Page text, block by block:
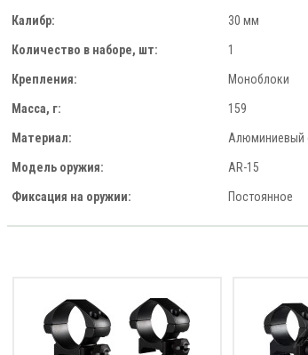
Калибр: 30 мм
Количество в наборе, шт: 1
Крепления: Моноблоки
Масса, г: 159
Материал: Алюминиевый
Модель оружия: AR-15
Фиксация на оружии: Постоянное